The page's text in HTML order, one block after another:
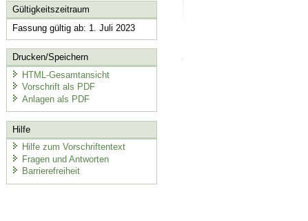
Gültigkeitszeitraum
Fassung gültig ab: 1. Juli 2023
Drucken/Speichern
HTML-Gesamtansicht
Vorschrift als PDF
Anlagen als PDF
Hilfe
Hilfe zum Vorschriftentext
Fragen und Antworten
Barrierefreiheit